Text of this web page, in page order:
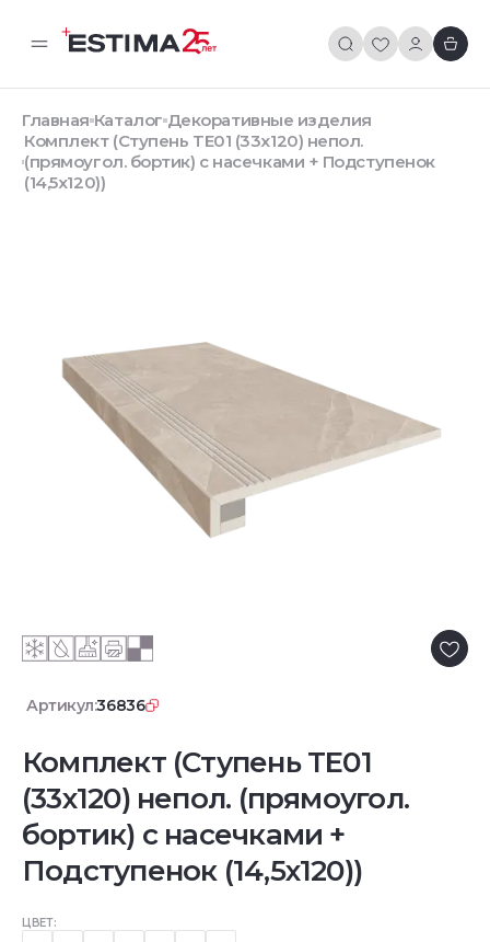
Главная Каталог Декоративные изделия
Комплект (Ступень TE01 (33x120) непол.
(прямоугол. бортик) с насечками + Подступенок
(14,5x120))
Артикул:36836
Комплект (Ступень TE01
(33x120) непол. (прямоугол.
бортик) с насечками +
Подступенок (14,5x120))
ЦВЕТ: